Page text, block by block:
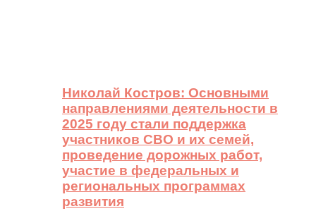
Николай Костров: Основными
направлениями деятельности в
2025 году стали поддержка
участников СВО и их семей,
проведение дорожных работ,
участие в федеральных и
региональных программах
развития